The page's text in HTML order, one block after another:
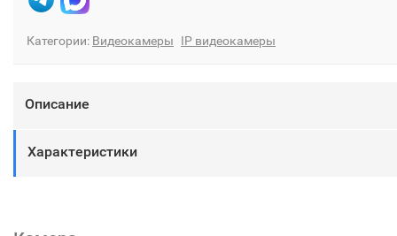
Категории: Видеокамеры IP видеокамеры
Описание
Характеристики